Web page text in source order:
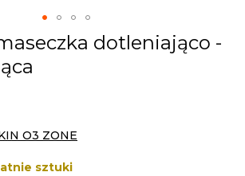
dotleniająco -
O3 ZONE
sztuki